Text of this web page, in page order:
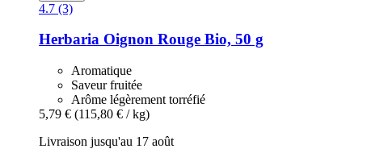
4.7 (3)
Herbaria Oignon Rouge Bio, 50 g
Aromatique
Saveur fruitée
Arôme légèrement torréfié
5,79 € (115,80 € / kg)
Livraison jusqu'au 17 août